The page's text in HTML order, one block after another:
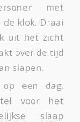
met
klok. Draai
uit het zicht
over de tijd
slapen.
op een dag.
voor het
slaap